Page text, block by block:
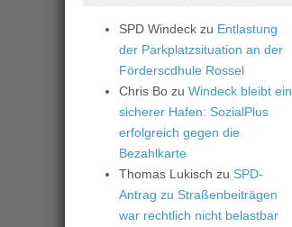
SPD Windeck zu Entlastung
der Parkplatzsituation an der
Förderscdhule Rossel
Chris Bo zu Windeck bleibt ein
sicherer Hafen: SozialPlus
erfolgreich gegen die
Bezahlkarte
Thomas Lukisch zu SPD-
Antrag zu Straßenbeiträgen
war rechtlich nicht belastbar